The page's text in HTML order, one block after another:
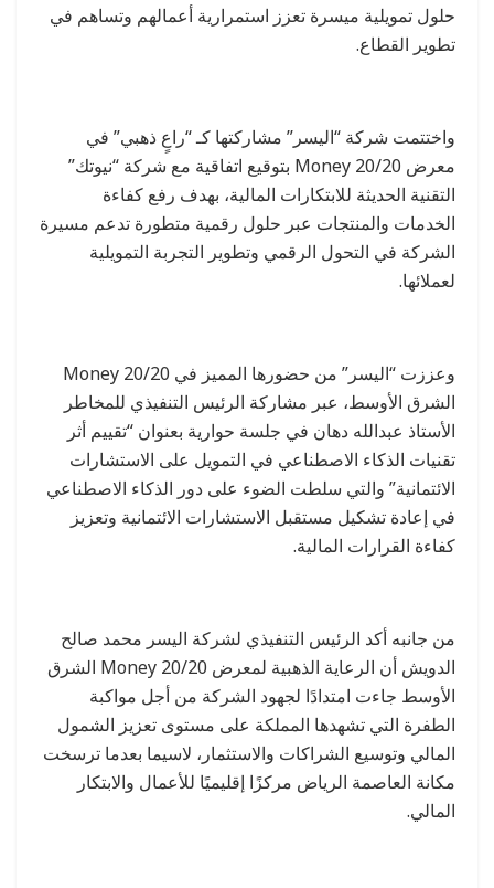
حلول تمويلية ميسرة تعزز استمرارية أعمالهم وتساهم في
تطوير القطاع.
واختتمت شركة “اليسر” مشاركتها كـ “راعٍ ذهبي” في
معرض Money 20/20 بتوقيع اتفاقية مع شركة “نيوتك”
التقنية الحديثة للابتكارات المالية، بهدف رفع كفاءة
الخدمات والمنتجات عبر حلول رقمية متطورة تدعم مسيرة
الشركة في التحول الرقمي وتطوير التجربة التمويلية
لعملائها.
وعززت “اليسر” من حضورها المميز في Money 20/20
الشرق الأوسط، عبر مشاركة الرئيس التنفيذي للمخاطر
الأستاذ عبدالله دهان في جلسة حوارية بعنوان “تقييم أثر
تقنيات الذكاء الاصطناعي في التمويل على الاستشارات
الائتمانية” والتي سلطت الضوء على دور الذكاء الاصطناعي
في إعادة تشكيل مستقبل الاستشارات الائتمانية وتعزيز
كفاءة القرارات المالية.
من جانبه أكد الرئيس التنفيذي لشركة اليسر محمد صالح
الدويش أن الرعاية الذهبية لمعرض Money 20/20 الشرق
الأوسط جاءت امتدادًا لجهود الشركة من أجل مواكبة
الطفرة التي تشهدها المملكة على مستوى تعزيز الشمول
المالي وتوسيع الشراكات والاستثمار، لاسيما بعدما ترسخت
مكانة العاصمة الرياض مركزًا إقليميًا للأعمال والابتكار
المالي.